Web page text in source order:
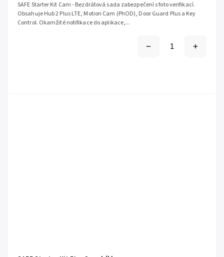
SAFE Starter Kit Cam - Bezdrátová sada zabezpečení s foto verifikací.
Obsahuje Hub 2 Plus LTE, Motion Cam (PhOD), Door Guard Plus a Key
Control. Okamžité notifikace do aplikace,...